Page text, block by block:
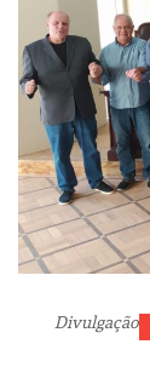
Divulgação